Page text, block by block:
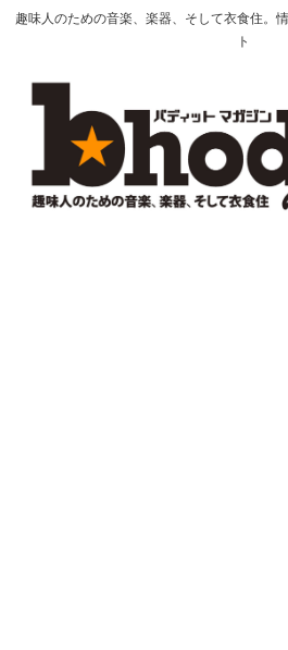
趣味人のための音楽、楽器、そして衣食住。
ト